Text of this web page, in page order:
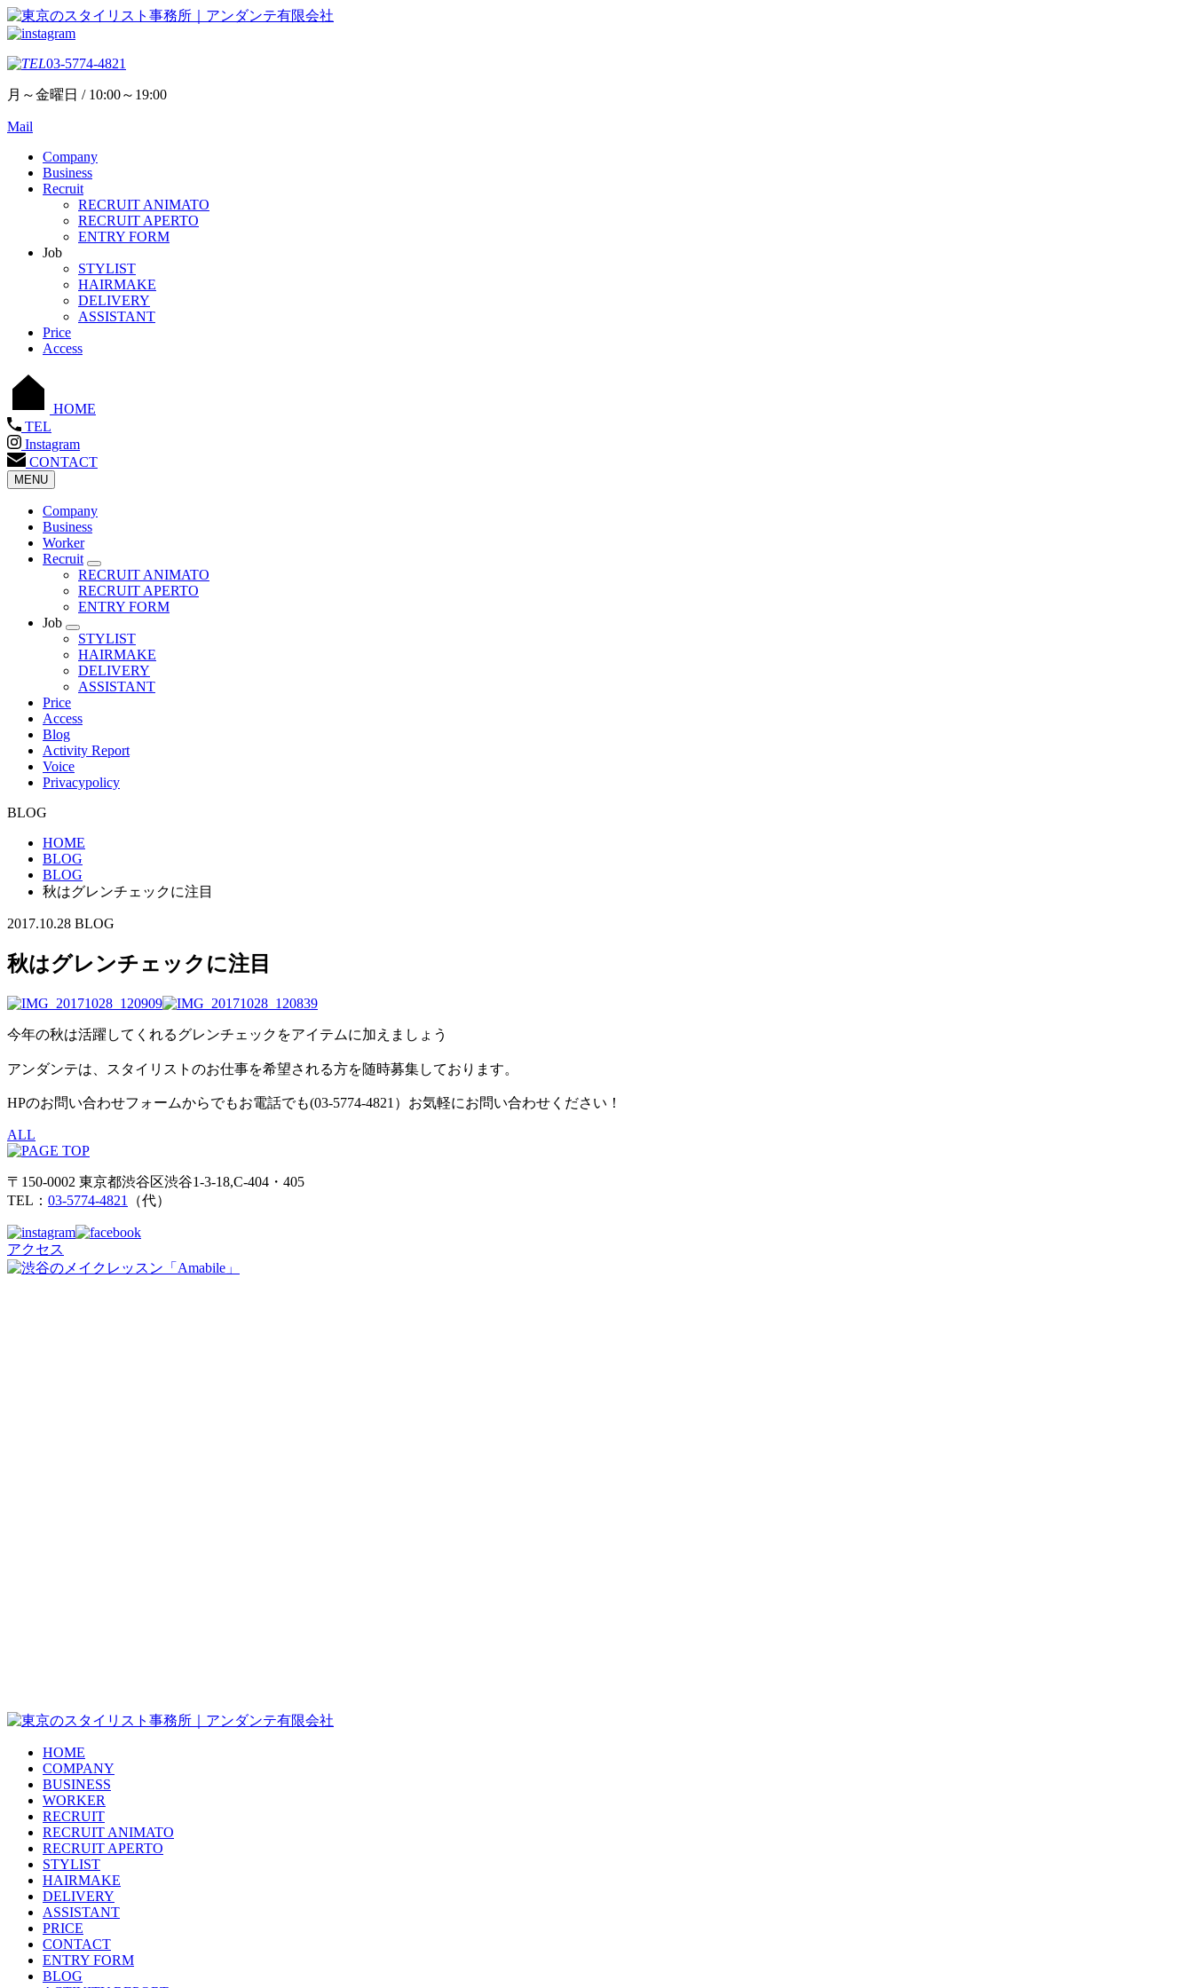
03-5774-4821
月～金曜日 / 10:00～19:00
Mail
Company
Business
Recruit
RECRUIT ANIMATO
RECRUIT APERTO
ENTRY FORM
Job
STYLIST
HAIRMAKE
DELIVERY
ASSISTANT
Price
Access
HOME
TEL
Instagram
CONTACT
MENU
Company
Business
Worker
Recruit
RECRUIT ANIMATO
RECRUIT APERTO
ENTRY FORM
Job
STYLIST
HAIRMAKE
DELIVERY
ASSISTANT
Price
Access
Blog
Activity Report
Voice
Privacypolicy
BLOG
HOME
BLOG
BLOG
秋はグレンチェックに注目
2017.10.28 BLOG
秋はグレンチェックに注目
今年の秋は活躍してくれるグレンチェックをアイテムに加えましょう
アンダンテは、スタイリストのお仕事を希望される方を随時募集しております。
HPのお問い合わせフォームからでもお電話でも(03-5774-4821）お気軽にお問い合わせください！
ALL
〒150-0002 東京都渋谷区渋谷1-3-18,C-404・405
TEL： 03-5774-4821 （代）
アクセス
HOME
COMPANY
BUSINESS
WORKER
RECRUIT
RECRUIT ANIMATO
RECRUIT APERTO
STYLIST
HAIRMAKE
DELIVERY
ASSISTANT
PRICE
CONTACT
ENTRY FORM
BLOG